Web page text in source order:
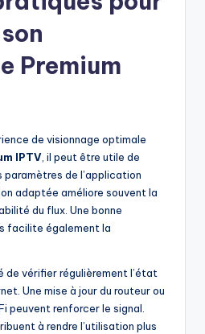
Premium
de visionnage optimale
IPTV , il peut être utile de
de l’application
adaptée améliore souvent la
du flux. Une bonne
facilite également la
de vérifier régulièrement l’état
Une mise à jour du routeur ou
peuvent renforcer le signal.
à rendre l’utilisation plus